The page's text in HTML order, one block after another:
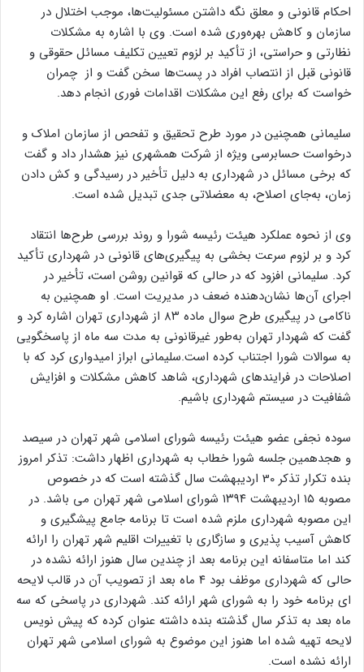
احکام قانونی و معلق نگه داشتن مسئولیت‌ها، موجب اختلال در
سازمان و کاهش بهره‌وری شده است. وی با اشاره به مشکلات
نظارتی و حراستی، از تأکید بر لزوم تعیین تکلیف مسائل حقوقی و
قانونی قبل از انتصاب افراد در پست‌ها سخن گفت و از چمران
خواست که برای رفع این مشکلات اقدامات فوری انجام دهد.
سلیمانی همچنین در مورد طرح تحقیق و تفحص از سازمان املاک و
درخواست حسابرسی ویژه از شرکت همشهری نیز هشدار داد و گفت
که برخی مسائل در شهرداری به دلیل تأخیر در رسیدگی و کش دادن
زمان، به‌جای اصلاح، به معضلاتی جدی تبدیل شده است.
وی از نحوه عملکرد هیئت رئیسه شورا و روند بررسی طرح‌ها انتقاد
کرد و بر لزوم سرعت بخشی به پیگیری‌های قانونی در شهرداری تأکید
کرد. سلیمانی افزود که در حالی که قوانین روشن است، تأخیر در
اجرای آن‌ها نشان‌دهنده ضعف در مدیریت است. او همچنین به
ناکامی در پیگیری طرح سوال ماده ۸۳ از شهرداری تهران اشاره کرد و
گفت که شهردار تهران به‌طور غیرقانونی به مدت سه ماه از پاسخگویی
به سوالات شورا اجتناب کرده است.سلیمانی ابراز امیدواری کرد که با
اصلاحات در فرایندهای شهرداری، شاهد کاهش مشکلات و افزایش
شفافیت در سیستم شهرداری باشیم.
سوده نجفی عضو هیئت رئیسه شورای اسلامی شهر تهران در سیصد
و هجدهمین جلسه شورا خطاب به شهرداری اظهار داشت: تذکر امروز
بنده تکرار تذکر 30 اردیبهشت سال گذشته است که در خصوص
مصوبه ۱۵ اردیبهشت ۱۳۹۴ شورای اسلامی شهر تهران می باشد. در
این مصوبه شهرداری ملزم شده است تا برنامه جامع پیشگیری و
کاهش آسیب پذیری و سازگاری با تغییرات اقلیم شهر تهران را ارائه
کند اما متاسفانه این برنامه بعد از چندین سال هنوز ارائه نشده در
حالی که شهرداری موظف بود ۴ ماه بعد از تصویب آن در قالب لایحه
ای برنامه خود را به شورای شهر ارائه کند. شهرداری در پاسخی که سه
ماه بعد به تذکر سال گذشته بنده داشته عنوان کرده که پیش نویس
لایحه تهیه شده اما هنوز این موضوع به شورای اسلامی شهر تهران
ارائه نشده است.